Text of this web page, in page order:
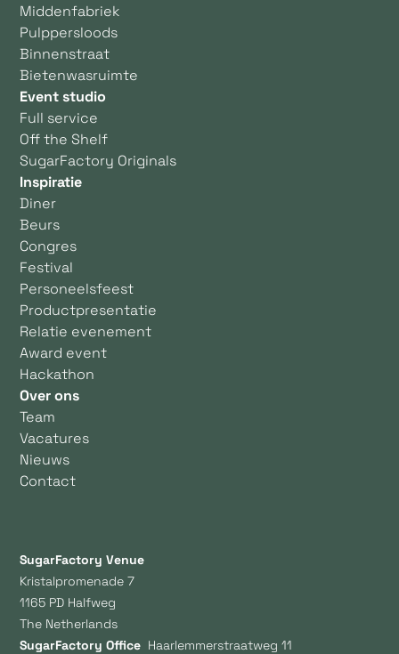
Middenfabriek
Pulppersloods
Binnenstraat
Bietenwasruimte
Event studio
Full service
Off the Shelf
SugarFactory Originals
Inspiratie
Diner
Beurs
Congres
Festival
Personeelsfeest
Productpresentatie
Relatie evenement
Award event
Hackathon
Over ons
Team
Vacatures
Nieuws
Contact
SugarFactory Venue
Kristalpromenade 7
1165 PD Halfweg
The Netherlands
SugarFactory Office Haarlemmerstraatweg 11